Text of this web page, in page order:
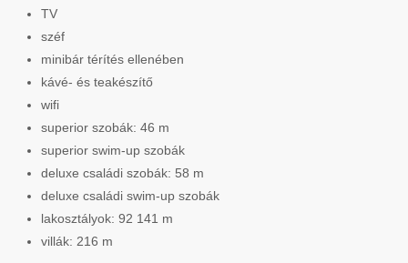
TV
széf
minibár térítés ellenében
kávé- és teakészítő
wifi
superior szobák: 46 m
superior swim-up szobák
deluxe családi szobák: 58 m
deluxe családi swim-up szobák
lakosztályok: 92 141 m
villák: 216 m